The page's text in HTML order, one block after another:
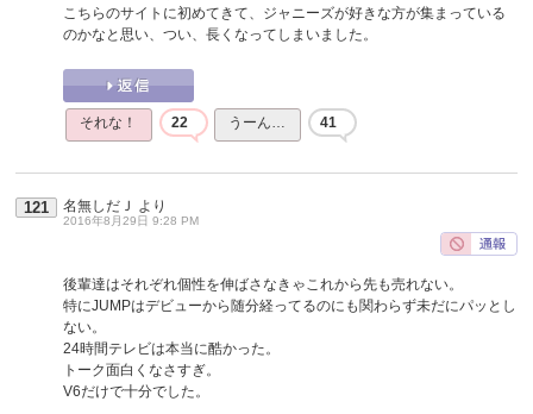
こちらのサイトに初めてきて、ジャニーズが好きな方が集まっている
のかなと思い、つい、長くなってしまいました。
それな！ 22 うーん… 41
121 名無しだＪ より
2016年8月29日 9:28 PM
後輩達はそれぞれ個性を伸ばさなきゃこれから先も売れない。
特にJUMPはデビューから随分経ってるのにも関わらず未だにパッとし
ない。
24時間テレビは本当に酷かった。
トーク面白くなさすぎ。
V6だけで十分でした。